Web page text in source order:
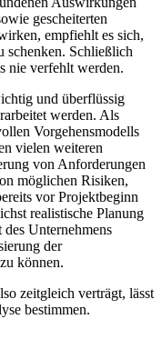
gescheiterten
empfiehlt es sich,
schenken. Schließlich
nie verfehlt werden.
und überflüssig
werden. Als
Vorgehensmodells
vielen weiteren
von Anforderungen
möglichen Risiken,
vor Projektbeginn
realistische Planung
Unternehmens
der
können.
zeitgleich verträgt, lässt
bestimmen.